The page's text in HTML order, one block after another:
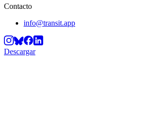
Contacto
info@transit.app
Descargar